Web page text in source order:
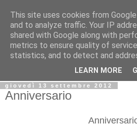
Biblio@rti in
Il Blog della Biblioteca di Area delle
informazioni iniziative incontri
giovedì 13 settembre 2012
Anniversario
This site uses cookies from
and to analyze traffic. Your IP
shared with Google along with
metrics to ensure quality of
statistics, and to detect and
LEARN MORE